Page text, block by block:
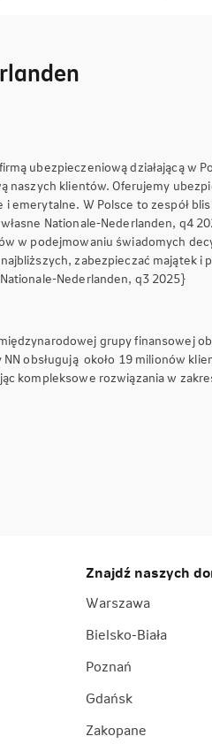
ubezpieczeniową działającą w
naszych klientów. Oferujemy
emerytalne. W Polsce to zespół
Nationale-Nederlanden, q4
w podejmowaniu świadomych
zabezpieczać majątek i
Nederlanden, q3 2025}
grupy finansowej
NN obsługują około 19 milionów
kompleksowe rozwiązania w
Znajdź naszych
Warszawa
Bielsko-Biała
Poznań
Gdańsk
Zakopane